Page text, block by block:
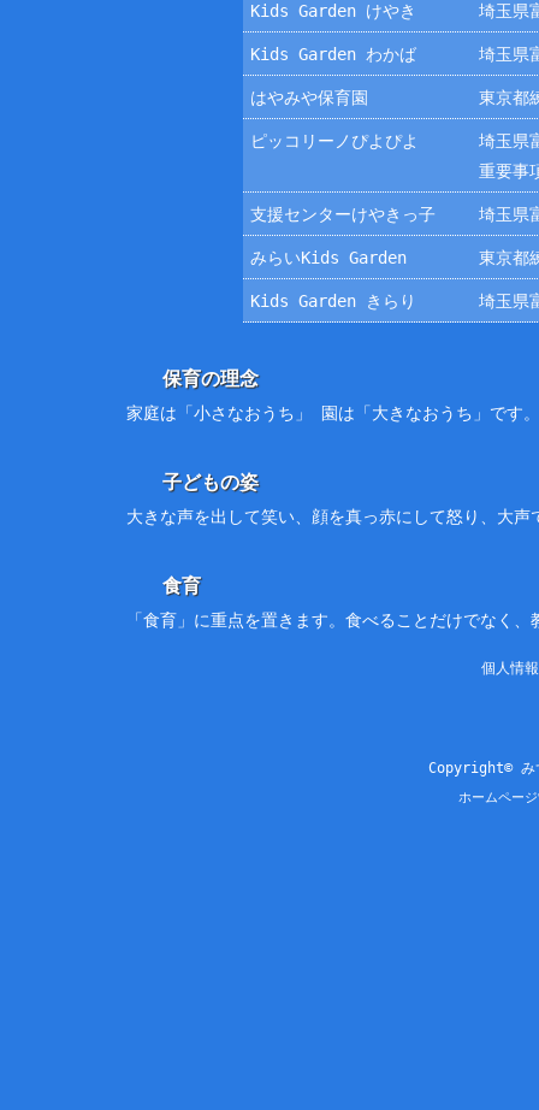
Kids Garden けやき 埼玉県
Kids Garden わかば 埼玉県
はやみや保育園 東京都
ピッコリーノぴよぴよ
埼玉県
重要事
支援センターけやきっ子 埼玉県
みらいKids Garden 東京都
Kids Garden きらり 埼玉県
保育の理念
家庭は「小さなおうち」 園は「大きなおうち」です
子どもの姿
大きな声を出して笑い、顔を真っ赤にして怒り、大
食育
「食育」に重点を置きます。食べることだけでなく
個人情
Copyright© み
ホームペー